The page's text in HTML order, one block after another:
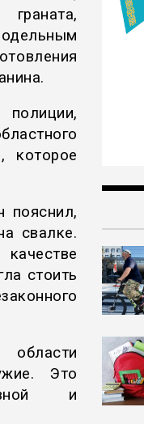
которое
пояснил,
свалке.
стоить
Это
и